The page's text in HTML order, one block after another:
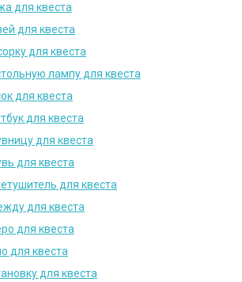
для квеста
для квеста
для квеста
лампу для квеста
для квеста
для квеста
для квеста
для квеста
для квеста
для квеста
для квеста
для квеста
для квеста